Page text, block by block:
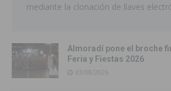
mediante la clonación de llaves
Almoradí pone el broche
Feria y Fiestas 2026
03/08/2026